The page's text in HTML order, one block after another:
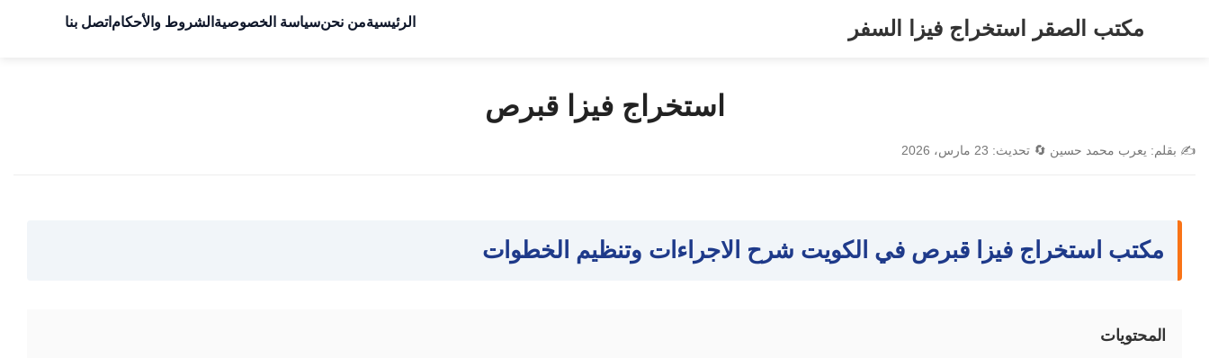
مكتب الصقر استخراج فيزا السفر الرئيسيةمن نحنسياسة الخصوصية الشروط والأحكام اتصل بنا
استخراج فيزا قبرص
✍️ بقلم: يعرب محمد حسين 🔄 تحديث: 23 مارس، 2026
مكتب استخراج فيزا قبرص في الكويت شرح الاجراءات وتنظيم الخطوات
المحتويات